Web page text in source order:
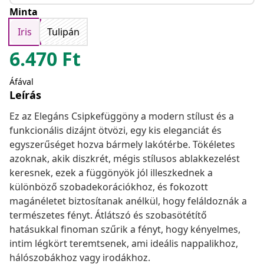
Minta
Iris
Tulipán
6.470 Ft
Áfával
Leírás
Ez az Elegáns Csipkefüggöny a modern stílust és a
funkcionális dizájnt ötvözi, egy kis eleganciát és
egyszerűséget hozva bármely lakótérbe. Tökéletes
azoknak, akik diszkrét, mégis stílusos ablakkezelést
keresnek, ezek a függönyök jól illeszkednek a
különböző szobadekorációkhoz, és fokozott
magánéletet biztosítanak anélkül, hogy feláldoznák a
természetes fényt. Átlátszó és szobasötétítő
hatásukkal finoman szűrik a fényt, hogy kényelmes,
intim légkört teremtsenek, ami ideális nappalikhoz,
hálószobákhoz vagy irodákhoz.